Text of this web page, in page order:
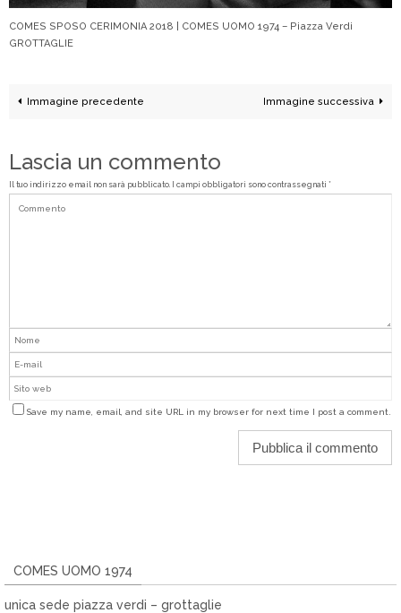
COMES SPOSO CERIMONIA 2018 | COMES UOMO 1974 – Piazza Verdi
GROTTAGLIE
Immagine precedente Immagine successiva
Lascia un commento
Il tuo indirizzo email non sarà pubblicato. I campi obbligatori sono contrassegnati *
Save my name, email, and site URL in my browser for next time I post a comment.
COMES UOMO 1974
unica sede piazza verdi – grottaglie